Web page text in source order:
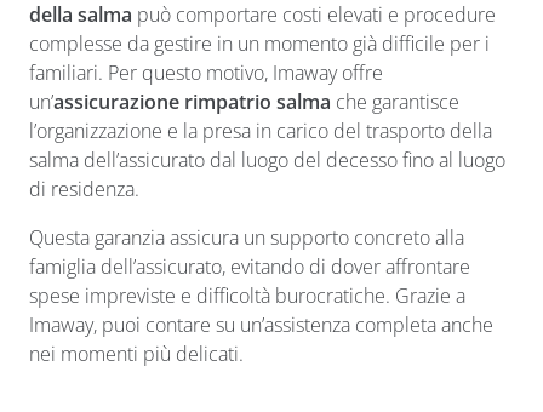
della salma può comportare costi elevati e procedure
complesse da gestire in un momento già difficile per i
familiari. Per questo motivo, Imaway offre
un’assicurazione rimpatrio salma che garantisce
l’organizzazione e la presa in carico del trasporto della
salma dell’assicurato dal luogo del decesso fino al luogo
di residenza.
Questa garanzia assicura un supporto concreto alla
famiglia dell’assicurato, evitando di dover affrontare
spese impreviste e difficoltà burocratiche. Grazie a
Imaway, puoi contare su un’assistenza completa anche
nei momenti più delicati.